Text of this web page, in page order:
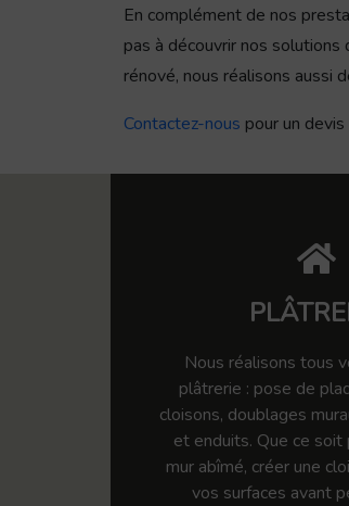
En complément de nos
pas à découvrir nos
rénové, nous réalisons aussi
Contactez-nous pour un
Nous réalisons tous
plâtrerie : pose de
cloisons, doublages
et enduits. Que ce soit
mur abîmé, créer une
vos surfaces avant